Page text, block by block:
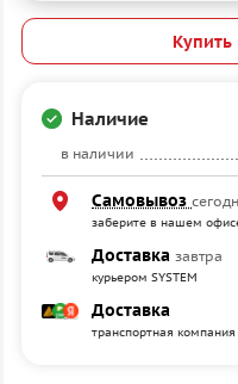
Купить
Наличие
в наличии
Самовывоз
заберите в нашем
Доставка завтра
курьером SYSTEM
Доставка
транспортная компания